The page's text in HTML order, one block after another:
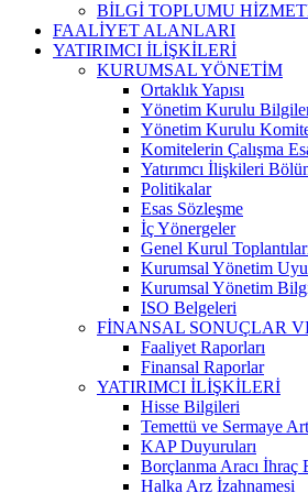
BİLGİ TOPLUMU
FAALİYET ALANLARI
YATIRIMCI İLİŞKİLERİ
KURUMSAL YÖNETİM
Ortaklık Yapısı
Yönetim Kurulu
Yönetim Kurulu
Komitelerin Çalışma
Yatırımcı İlişkileri
Politikalar
Esas Sözleşme
İç Yönergeler
Genel Kurul
Kurumsal Yönetim
Kurumsal Yönetim
ISO Belgeleri
FİNANSAL SONUÇLAR
Faaliyet Raporları
Finansal Raporlar
YATIRIMCI İLİŞKİLERİ
Hisse Bilgileri
Temettü ve Sermaye
KAP Duyuruları
Borçlanma Aracı İhraç
Halka Arz İzahnamesi